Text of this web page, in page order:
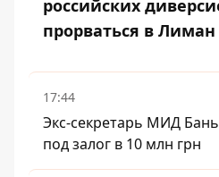
российских
прорваться в Лиман
17:44
Экс-секретарь МИД
под залог в 10 млн грн